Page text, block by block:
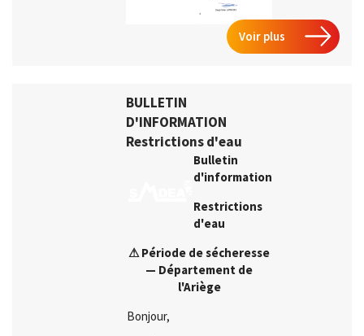
Voir plus
BULLETIN
D'INFORMATION
Restrictions d'eau
Bulletin
d'information
Restrictions
d'eau
⚠ Période de sécheresse
— Département de
l'Ariège
Bonjour,